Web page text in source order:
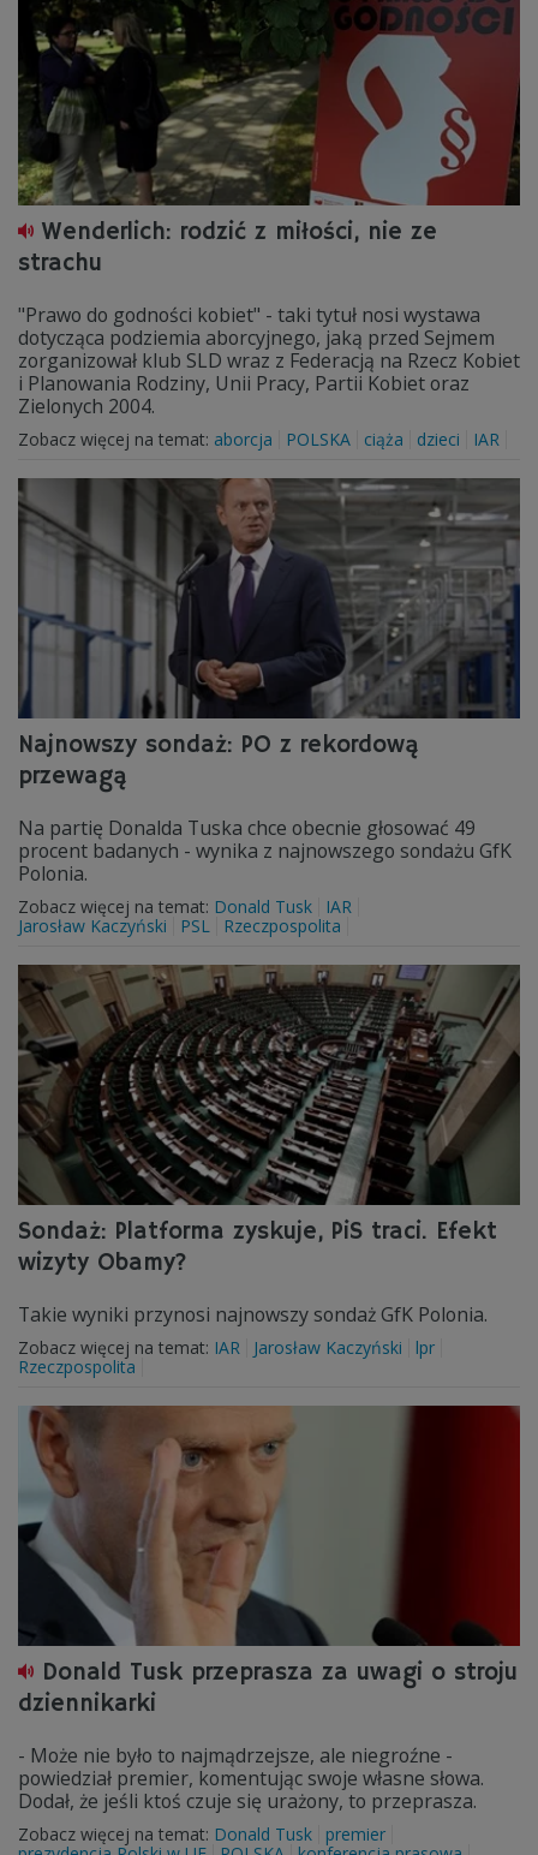
Wenderlich: rodzić z miłości, nie ze
strachu
"Prawo do godności kobiet" - taki tytuł nosi wystawa
dotycząca podziemia aborcyjnego, jaką przed Sejmem
zorganizował klub SLD wraz z Federacją na Rzecz Kobiet
i Planowania Rodziny, Unii Pracy, Partii Kobiet oraz
Zielonych 2004.
Zobacz więcej na temat: aborcja POLSKA ciąża dzieci IAR
Najnowszy sondaż: PO z rekordową
przewagą
Na partię Donalda Tuska chce obecnie głosować 49
procent badanych - wynika z najnowszego sondażu GfK
Polonia.
Zobacz więcej na temat: Donald Tusk
IAR
Jarosław Kaczyński
PSL Rzeczpospolita
Sondaż: Platforma zyskuje, PiS traci. Efekt
wizyty Obamy?
Takie wyniki przynosi najnowszy sondaż GfK Polonia.
Zobacz więcej na temat: IAR Jarosław Kaczyński
lpr
Rzeczpospolita
Donald Tusk przeprasza za uwagi o stroju
dziennikarki
- Może nie było to najmądrzejsze, ale niegroźne -
powiedział premier, komentując swoje własne słowa.
Dodał, że jeśli ktoś czuje się urażony, to przeprasza.
Zobacz więcej na temat: Donald Tusk
premier